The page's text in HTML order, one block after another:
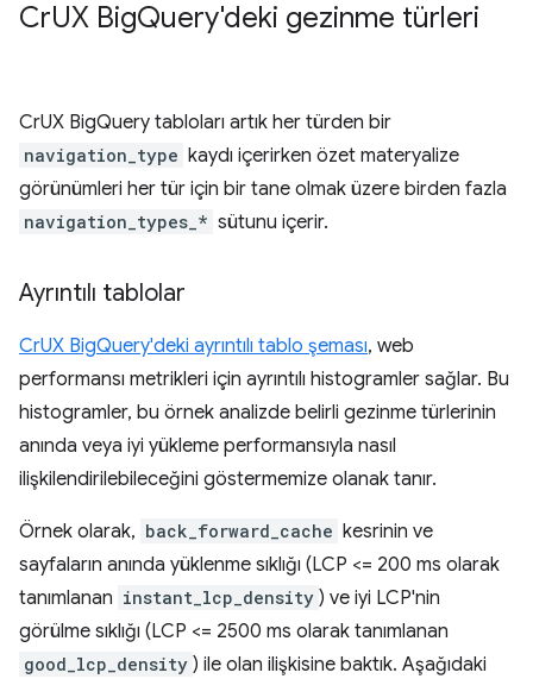
CrUX BigQuery'deki gezinme türleri
CrUX BigQuery tabloları artık her türden bir
navigation_type kaydı içerirken özet materyalize
görünümleri her tür için bir tane olmak üzere birden fazla
navigation_types_* sütunu içerir.
Ayrıntılı tablolar
CrUX BigQuery'deki ayrıntılı tablo şeması, web
performansı metrikleri için ayrıntılı histogramler sağlar. Bu
histogramler, bu örnek analizde belirli gezinme türlerinin
anında veya iyi yükleme performansıyla nasıl
ilişkilendirilebileceğini göstermemize olanak tanır.
Örnek olarak, back_forward_cache kesrinin ve
sayfaların anında yüklenme sıklığı (LCP <= 200 ms olarak
tanımlanan instant_lcp_density ) ve iyi LCP'nin
görülme sıklığı (LCP <= 2500 ms olarak tanımlanan
good_lcp_density ) ile olan ilişkisine baktık. Aşağıdaki